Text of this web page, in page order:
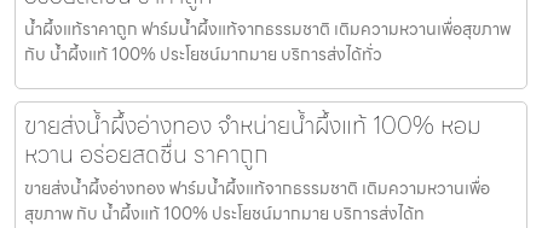
น้ำผึ้งแท้ราคาถูก ฟาร์มน้ำผึ้งแท้จากธรรมชาติ เติมความหวานเพื่อสุขภาพ
กับ น้ำผึ้งแท้ 100% ประโยชน์มากมาย บริการส่งได้ทั่ว
ขายส่งน้ำผึ้งอ่างทอง จำหน่ายน้ำผึ้งแท้ 100% หอม
หวาน อร่อยสดชื่น ราคาถูก
ขายส่งน้ำผึ้งอ่างทอง ฟาร์มน้ำผึ้งแท้จากธรรมชาติ เติมความหวานเพื่อ
สุขภาพ กับ น้ำผึ้งแท้ 100% ประโยชน์มากมาย บริการส่งได้ท